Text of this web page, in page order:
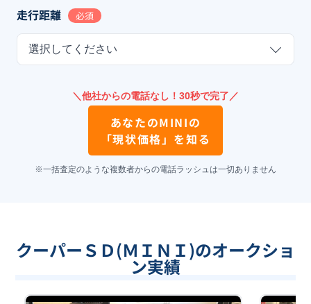
走行距離 必須
選択してください
＼他社からの電話なし！30秒で完了／
あなたのMINIの
「現状価格」を知る
※一括査定のような複数者からの電話ラッシュは一切ありません
クーパーＳＤ(ＭＩＮＩ)のオークショ
ン実績